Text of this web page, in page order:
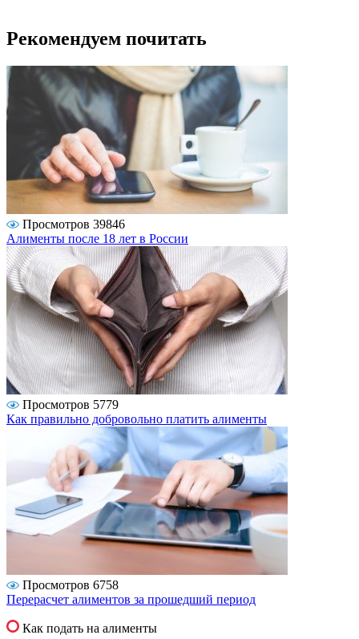
Рекомендуем почитать
Просмотров 39846
Алименты после 18 лет в России
Просмотров 5779
Как правильно добровольно платить алименты
Просмотров 6758
Перерасчет алиментов за прошедший период
Как подать на алименты